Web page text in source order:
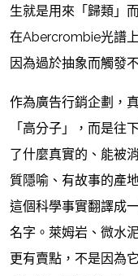
生就是用來「歸類」
在Abercrombie光譜
因為過於抽象而觸發
作為廣告行銷企劃，
「高分子」，而是往
了什麼真實的、能被
質隱喻、有故事的產
這個科學事實翻譯成
名字。萊姆岩、微水
更有賣點，不是因為